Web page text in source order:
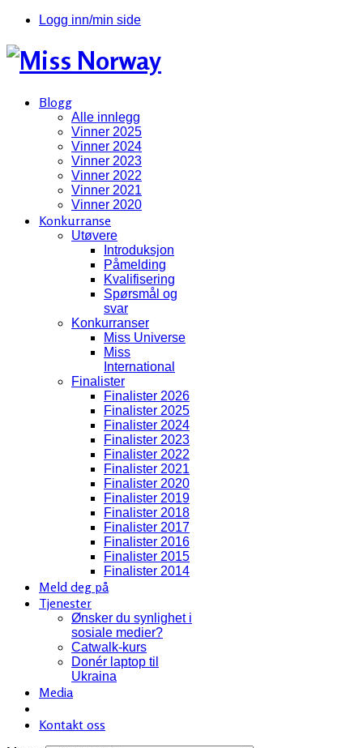
Logg inn/min side
Blogg
Alle innlegg
Vinner 2025
Vinner 2024
Vinner 2023
Vinner 2022
Vinner 2021
Vinner 2020
Konkurranse
Utøvere
Introduksjon
Påmelding
Kvalifisering
Spørsmål og
svar
Konkurranser
Miss Universe
Miss
International
Finalister
Finalister 2026
Finalister 2025
Finalister 2024
Finalister 2023
Finalister 2022
Finalister 2021
Finalister 2020
Finalister 2019
Finalister 2018
Finalister 2017
Finalister 2016
Finalister 2015
Finalister 2014
Meld deg på
Tjenester
Ønsker du synlighet i
sosiale medier?
Catwalk-kurs
Donér laptop til
Ukraina
Media
Kontakt oss